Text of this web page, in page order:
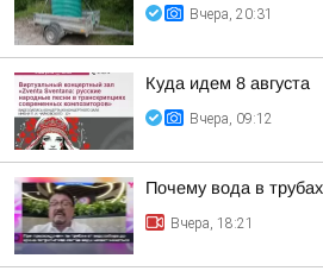
Вчера, 20:31
Куда идем 8 августа
Вчера, 09:12
Почему вода в
Вчера, 18:21